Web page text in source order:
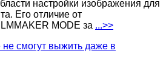
настройки изображения для
Его отличие от
MODE за ...>>
смогут выжить даже в